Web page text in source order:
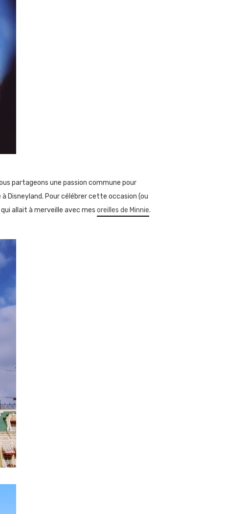
partageons une passion commune pour
Disneyland. Pour célébrer cette occasion (ou
allait à merveille avec mes oreilles de Minnie.